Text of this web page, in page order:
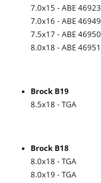
7.0x15 - ABE 46923
7.0x16 - ABE 46949
7.5x17 - ABE 46950
8.0x18 - ABE 46951
Brock B19
8.5x18 - TGA
Brock B18
8.0x18 - TGA
8.0x19 - TGA